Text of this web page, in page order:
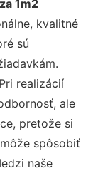
1m2
kvalitné
sú
realizácií
ale
pretože si
spôsobiť
naše